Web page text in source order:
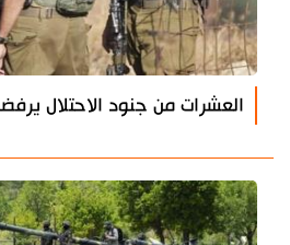
العشرات من جنود الاحتلال